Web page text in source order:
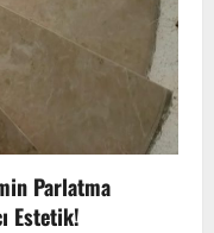
Parlatma
Estetik!